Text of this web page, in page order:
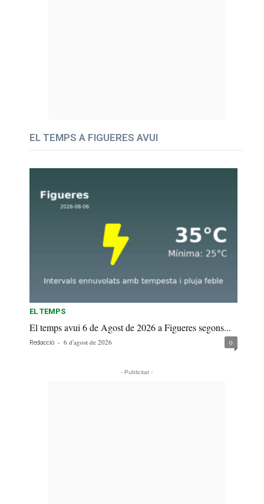
EL TEMPS A FIGUERES AVUI
EL TEMPS
El temps avui 6 de Agost de 2026 a Figueres segons...
Redacció - 6 d'agost de 2026 0
- Publicitat -